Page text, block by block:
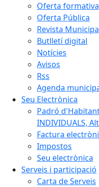
Oferta formativa
Oferta Pública
Revista
Butlletí digital
Notícies
Avisos
Rss
Agenda
Seu Electrònica
Padró
INDIVIDUALS,
Factura
Impostos
Seu electrònica
Serveis i participació
Carta de Serveis